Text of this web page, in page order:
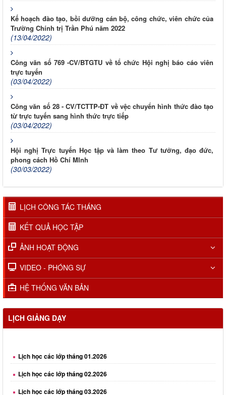
Kế hoạch đào tạo, bồi dưỡng cán bộ, công chức, viên chức của
Trường Chính trị Trần Phú năm 2022
(13/04/2022)
Công văn số 769 -CV/BTGTU về tổ chức Hội nghị báo cáo viên
trực tuyến
(03/04/2022)
Công văn số 28 - CV/TCTTP-ĐT về vệc chuyển hình thức đào tạo
từ trực tuyến sang hình thức trực tiếp
(03/04/2022)
Hội nghị Trực tuyến Học tập và làm theo Tư tưởng, đạo đức,
phong cách Hồ Chí MInh
(30/03/2022)
LỊCH CÔNG TÁC THÁNG
KẾT QUẢ HỌC TẬP
ẢNH HOẠT ĐỘNG
VIDEO - PHÓNG SỰ
HỆ THỐNG VĂN BẢN
LỊCH GIẢNG DẠY
Lịch học các lớp tháng 02.2026
Lịch học các lớp tháng 03.2026